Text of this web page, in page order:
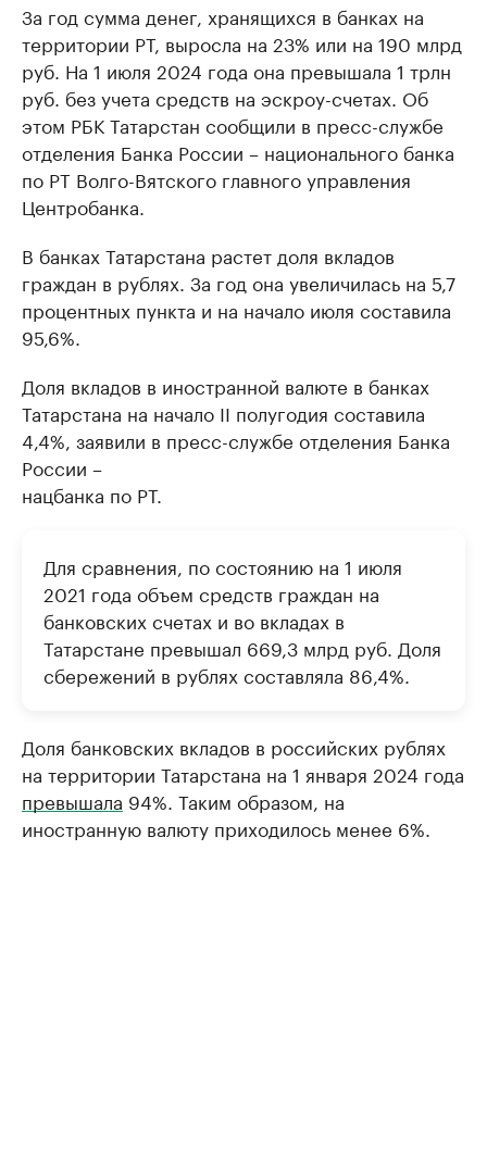
За год сумма денег, хранящихся в банках на
территории РТ, выросла на 23% или на 190 млрд
руб. На 1 июля 2024 года она превышала 1 трлн
руб. без учета средств на эскроу-счетах. Об
этом РБК Татарстан сообщили в пресс-службе
отделения Банка России – национального банка
по РТ Волго-Вятского главного управления
Центробанка.
В банках Татарстана растет доля вкладов
граждан в рублях. За год она увеличилась на 5,7
процентных пункта и на начало июля составила
95,6%.
Доля вкладов в иностранной валюте в банках
Татарстана на начало II полугодия составила
4,4%, заявили в пресс-службе отделения Банка
России –
нацбанка по РТ.
Для сравнения, по состоянию на 1 июля
2021 года объем средств граждан на
банковских счетах и во вкладах в
Татарстане превышал 669,3 млрд руб. Доля
сбережений в рублях составляла 86,4%.
Доля банковских вкладов в российских рублях
на территории Татарстана на 1 января 2024 года
превышала 94%. Таким образом, на
иностранную валюту приходилось менее 6%.